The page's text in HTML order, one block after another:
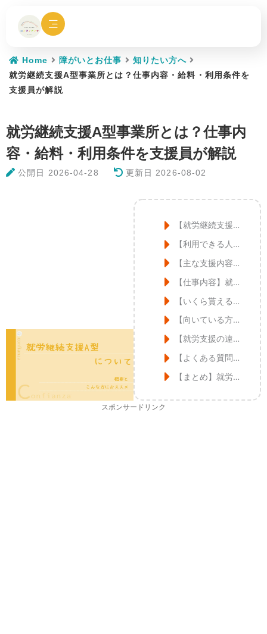
Home 障がいとお仕事
知りたい方へ
就労継続支援A型事業所とは？仕事内容・給料・利用条件を
支援員が解説
就労継続支援A型事業所とは？仕事内
容・給料・利用条件を支援員が解説
公開日 2026-04-28 更新日 2026-08-02
【就労継続支援A型】とは？
【利用できる人】就労継続支援A型の対象者
【主な支援内容】就労継続支援A型ではどんなことをする？
【仕事内容】就労継続支援A型の作業訓練・生産活動
【いくら貰える？】就労継続支援A型の給料
【向いている方】就労継続支援A型はどんな人に向いている？
【就労支援の違い】A型・B型・就労移行
【よくある質問】就労継続支援A型とは？
【まとめ】就労継続支援A型とは？
スポンサードリンク